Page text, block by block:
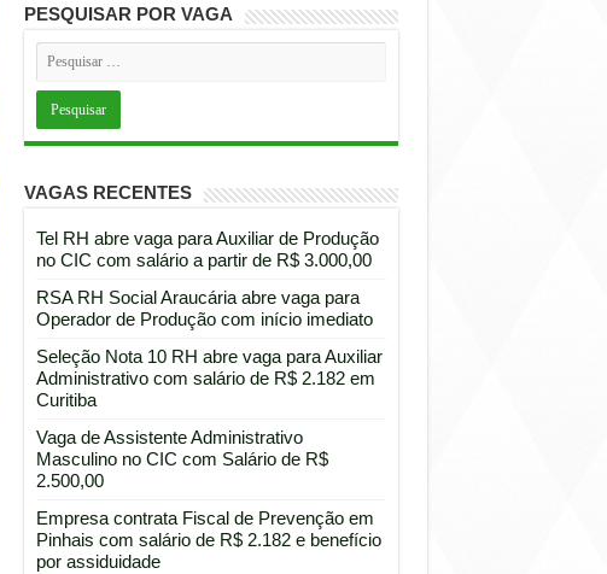
PESQUISAR POR VAGA
VAGAS RECENTES
Tel RH abre vaga para Auxiliar de Produção
no CIC com salário a partir de R$ 3.000,00
RSA RH Social Araucária abre vaga para
Operador de Produção com início imediato
Seleção Nota 10 RH abre vaga para Auxiliar
Administrativo com salário de R$ 2.182 em
Curitiba
Vaga de Assistente Administrativo
Masculino no CIC com Salário de R$
2.500,00
Empresa contrata Fiscal de Prevenção em
Pinhais com salário de R$ 2.182 e benefício
por assiduidade